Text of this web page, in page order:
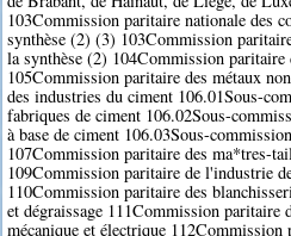
103Commission paritaire nationale des
synthèse (2) (3) 103Commission
la synthèse (2) 104Commission
105Commission paritaire des métaux
des industries du ciment 106.01Sous-
fabriques de ciment 106.02Sous-
à base de ciment 106.03Sous-
107Commission paritaire des ma*tres-
109Commission paritaire de l'industrie
110Commission paritaire des
et dégraissage 111Commission paritaire
mécanique et électrique 112Commission